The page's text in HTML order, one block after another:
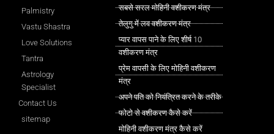
Palmistry
Vastu Shastra
Love Solutions
Tantra
Astrology
Specialist
Contact Us
sitemap
सबसे सरल मोहिनी वशीकरण मंत्र
तेलुगु में लव वशीकरण मंत्र
प्यार वापस पाने के लिए शीर्ष 10
वशीकरण मंत्र
प्रेम वापसी के लिए मोहिनी वशीकरण
मंत्र
अपने पति को नियंत्रित करने के तरीके
फोटो से वशीकरण कैसे करें
मोहिनी वशीकरण मंत्र कैसे करें